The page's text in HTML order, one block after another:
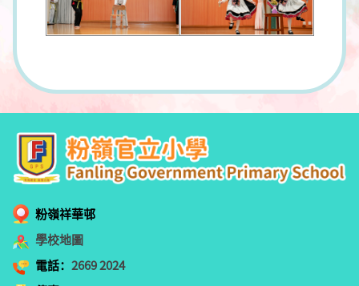
粉嶺祥華邨
學校地圖
電話：2669 2024